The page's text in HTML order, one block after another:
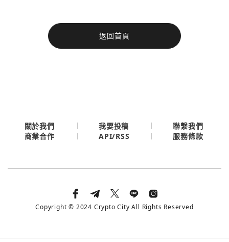
返回首頁
今日熱門
今日熱門
關於我們 我要投稿
聯繫我們
商業合作
API/RSS 服務條款
Copyright © 2024 Crypto City All Rights Reserved